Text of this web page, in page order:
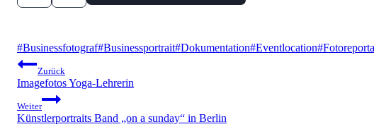
Schlagworte:
#Businessfotograf#Businessportrait#Dokumentation#Eventlocation#
Beitragsnavigation
Zurück
Imagefotos Yoga-Lehrerin
Weiter
Künstlerportraits Band „on a sunday“ in Berlin